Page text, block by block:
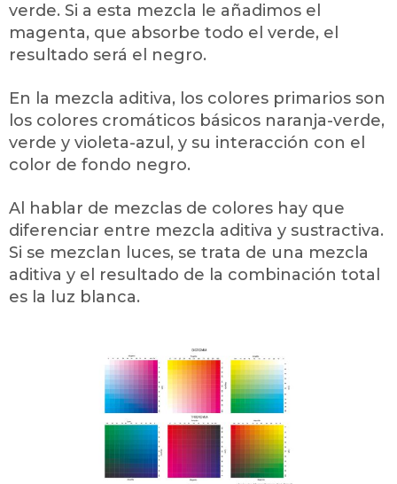
verde. Si a esta mezcla le añadimos el
magenta, que absorbe todo el verde, el
resultado será el negro.
En la mezcla aditiva, los colores primarios son
los colores cromáticos básicos naranja-verde,
verde y violeta-azul, y su interacción con el
color de fondo negro.
Al hablar de mezclas de colores hay que
diferenciar entre mezcla aditiva y sustractiva.
Si se mezclan luces, se trata de una mezcla
aditiva y el resultado de la combinación total
es la luz blanca.